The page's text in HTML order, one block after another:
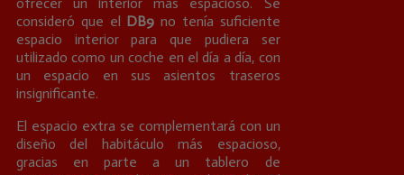
consideró que el DB9 no tenía suficiente
espacio interior para que pudiera ser
utilizado como un coche en el día a día, con
un espacio en sus asientos traseros
insignificante.
El espacio extra se complementará con un
diseño del habitáculo más espacioso,
gracias en parte a un tablero de